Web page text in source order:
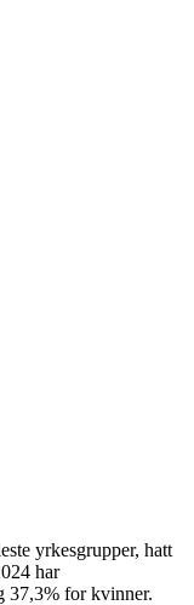
yrkesgrupper, hatt
har
37,3% for kvinner.